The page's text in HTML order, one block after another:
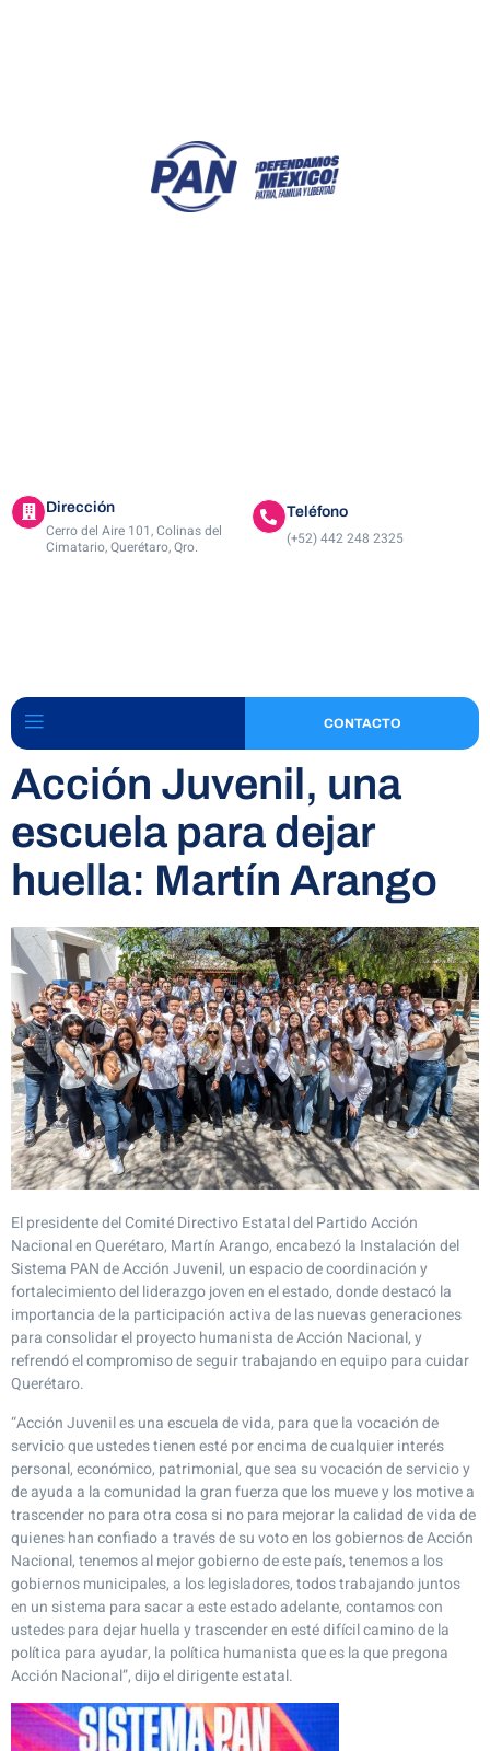
Dirección
Cerro del Aire 101, Colinas del
Cimatario, Querétaro, Qro.
Teléfono
(+52) 442 248 2325
CONTACTO
Acción Juvenil, una
escuela para dejar
huella: Martín Arango
El presidente del Comité Directivo Estatal del Partido Acción
Nacional en Querétaro, Martín Arango, encabezó la Instalación del
Sistema PAN de Acción Juvenil, un espacio de coordinación y
fortalecimiento del liderazgo joven en el estado, donde destacó la
importancia de la participación activa de las nuevas generaciones
para consolidar el proyecto humanista de Acción Nacional, y
refrendó el compromiso de seguir trabajando en equipo para cuidar
Querétaro.
“Acción Juvenil es una escuela de vida, para que la vocación de
servicio que ustedes tienen esté por encima de cualquier interés
personal, económico, patrimonial, que sea su vocación de servicio y
de ayuda a la comunidad la gran fuerza que los mueve y los motive a
trascender no para otra cosa si no para mejorar la calidad de vida de
quienes han confiado a través de su voto en los gobiernos de Acción
Nacional, tenemos al mejor gobierno de este país, tenemos a los
gobiernos municipales, a los legisladores, todos trabajando juntos
en un sistema para sacar a este estado adelante, contamos con
ustedes para dejar huella y trascender en esté difícil camino de la
política para ayudar, la política humanista que es la que pregona
Acción Nacional”, dijo el dirigente estatal.